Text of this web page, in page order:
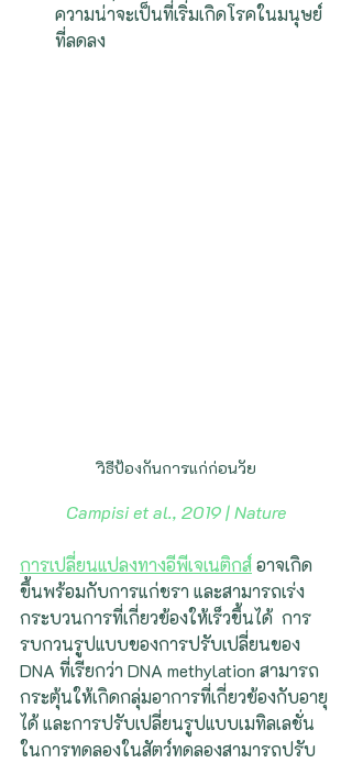
ความน่าจะเป็นที่เริ่มเกิดโรคในมนุษย์
ที่ลดลง
วิธีป้องกันการแก่ก่อนวัย
Campisi et al., 2019 | Nature
การเปลี่ยนแปลงทางอีพีเจเนติกส์ อาจเกิด
ขึ้นพร้อมกับการแก่ชรา และสามารถเร่ง
กระบวนการที่เกี่ยวข้องให้เร็วขึ้นได้  การ
รบกวนรูปแบบของการปรับเปลี่ยนของ
DNA ที่เรียกว่า DNA methylation สามารถ
กระตุ้นให้เกิดกลุ่มอาการที่เกี่ยวข้องกับอายุ
ได้ และการปรับเปลี่ยนรูปแบบเมทิลเลชั่น
ในการทดลองในสัตว์ทดลองสามารถปรับ